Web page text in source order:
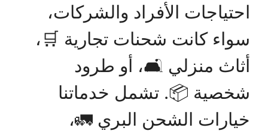
احتياجات الأفراد والشركات،
سواء كانت شحنات تجارية 🛒،
أثاث منزلي 🛋️، أو طرود
شخصية 📦. تشمل خدماتنا
خيارات الشحن البري 🚛،